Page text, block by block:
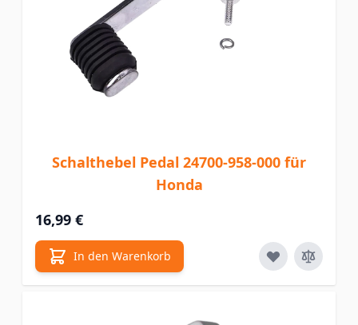
Schalthebel Pedal 24700-958-000 für
Honda
16,99 €
In den Warenkorb